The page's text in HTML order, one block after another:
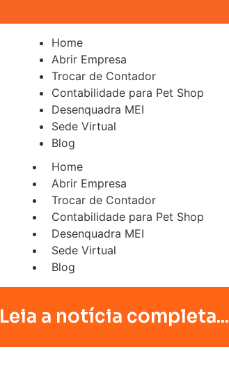
Home
Abrir Empresa
Trocar de Contador
Contabilidade para Pet Shop
Desenquadra MEI
Sede Virtual
Blog
Home
Abrir Empresa
Trocar de Contador
Contabilidade para Pet Shop
Desenquadra MEI
Sede Virtual
Blog
Leia a notícia completa...